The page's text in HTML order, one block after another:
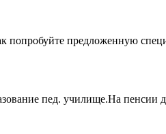
попробуйте предложенную
пед. училище.На